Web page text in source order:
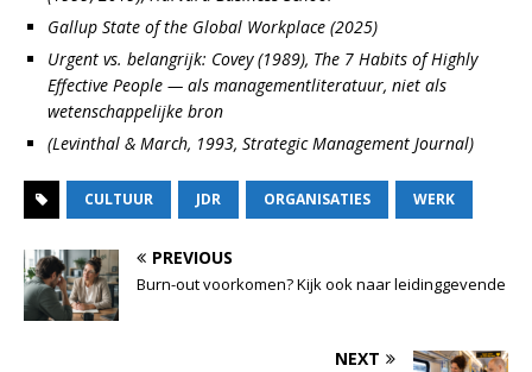
Gallup State of the Global Workplace (2025)
Urgent vs. belangrijk: Covey (1989), The 7 Habits of Highly
Effective People — als managementliteratuur, niet als
wetenschappelijke bron
(Levinthal & March, 1993, Strategic Management Journal)
CULTUUR JDR ORGANISATIES WERK
PREVIOUS
Burn-out voorkomen? Kijk ook naar leidinggevende
NEXT